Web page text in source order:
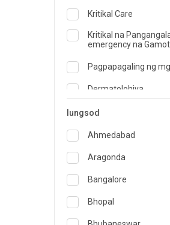
Kritikal Care
Kritikal na
emergency na Gamot
Pagpapagaling ng
Dermatolohiya
Dietician at Nutrisyon
Gamot na pang-
Endocrinology at
sa Diabetes
Espesyalista sa
lungsod
Ahmedabad
Aragonda
Bangalore
Bhopal